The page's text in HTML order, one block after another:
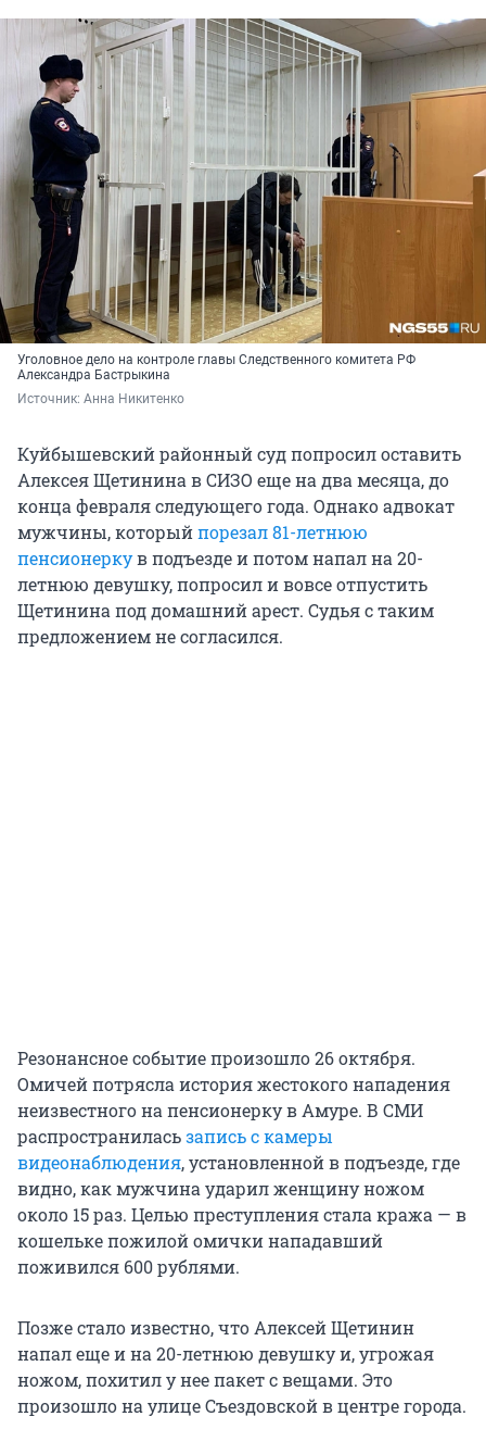
Уголовное дело на контроле главы Следственного комитета РФ
Александра Бастрыкина
Источник: Анна Никитенко
Куйбышевский районный суд попросил оставить
Алексея Щетинина в СИЗО еще на два месяца, до
конца февраля следующего года. Однако адвокат
мужчины, которыйпорезал 81-летнюю
пенсионеркув подъезде и потом напал на 20-
летнюю девушку, попросил и вовсе отпустить
Щетинина под домашний арест. Судья с таким
предложением не согласился.
Резонансное событие произошло 26 октября.
Омичей потрясла история жестокого нападения
неизвестного на пенсионерку в Амуре. В СМИ
распространиласьзапись с камеры
видеонаблюдения, установленной в подъезде, где
видно, как мужчина ударил женщину ножом
около 15 раз. Целью преступления стала кража — в
кошельке пожилой омички нападавший
поживился 600 рублями.
Позже стало известно, что Алексей Щетинин
напал еще и на 20-летнюю девушку и, угрожая
ножом, похитил у нее пакет с вещами. Это
произошло на улице Съездовской в центре города.